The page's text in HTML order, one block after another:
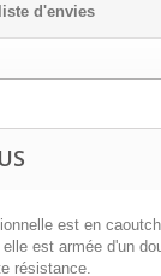
d'envies
est en
est armée d'un
résistance.